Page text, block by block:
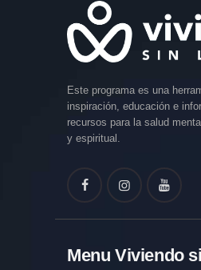
Este programa es una
inspiración, educación e
recursos para la salud
y espiritual.
Menu Viviendo